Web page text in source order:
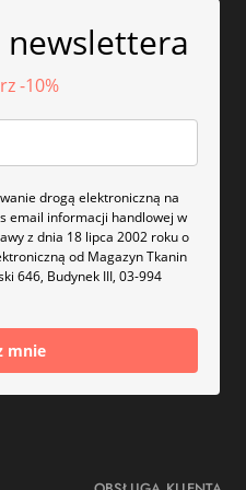
newslettera
-10%
drogą elektroniczną na
email informacji handlowej w
z dnia 18 lipca 2002 roku o
od Magazyn Tkanin
646, Budynek III, 03-994
mnie